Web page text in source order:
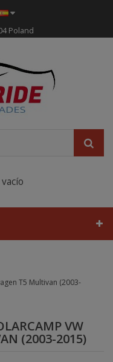
Poland
vacío
T5 Multivan (2003-
VW
(2003-2015)